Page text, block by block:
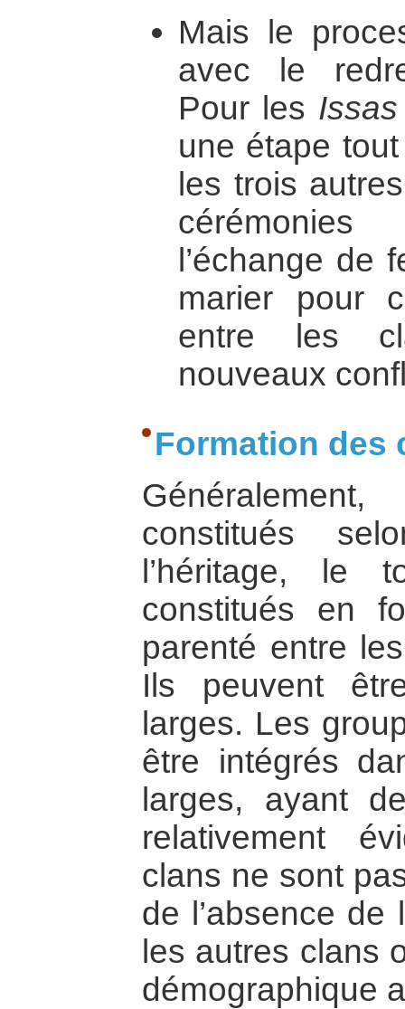
Mais le
avec le
Pour les Issas
une étape
les trois
l’échange de
marier pour
entre les
nouveaux
Formation des
constitués
l’héritage, le
constitués en
parenté entre
Ils peuvent
larges. Les
être intégrés
larges, ayant
relativement
clans ne sont
de l’absence
les autres clans
démographique